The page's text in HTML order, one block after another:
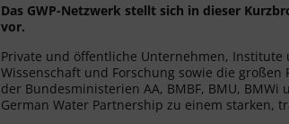
Das GWP-Netzwerk stellt sich in dieser
vor.
Private und öffentliche Unternehmen,
Wissenschaft und Forschung sowie die
der Bundesministerien AA, BMBF, BMU, BMWi
German Water Partnership zu einem starken,